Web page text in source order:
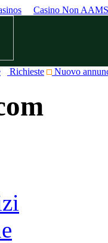
Casino Non AAMS
Richieste Nuovo